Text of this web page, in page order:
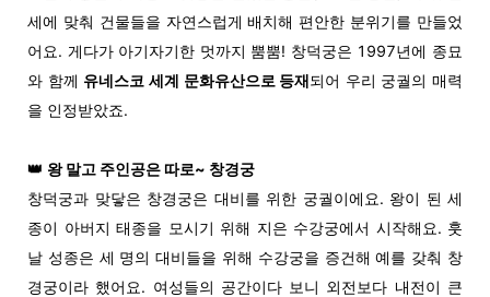
세에 맞춰 건물들을 자연스럽게 배치해 편안한 분위기를 만들었
어요. 게다가 아기자기한 멋까지 뿜뿜! 창덕궁은 1997년에 종묘
와 함께 유네스코 세계 문화유산으로 등재되어 우리 궁궐의 매력
을 인정받았죠.
👑 왕 말고 주인공은 따로~ 창경궁
창덕궁과 맞닿은 창경궁은 대비를 위한 궁궐이에요. 왕이 된 세
종이 아버지 태종을 모시기 위해 지은 수강궁에서 시작해요. 훗
날 성종은 세 명의 대비들을 위해 수강궁을 증건해 예를 갖춰 창
경궁이라 했어요. 여성들의 공간이다 보니 외전보다 내전이 큰